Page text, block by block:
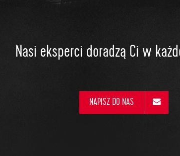
Nasi eksperci doradzą Ci w
NAPISZ DO NAS